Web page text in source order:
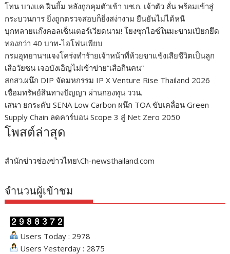
โทน บางแค ฝืนยิ้ม หลังถูกคุมตัวเข้า บช.ก. เจ้าตัว ลั่น พร้อมเข้าสู่
กระบวนการ ยิ่งถูกตรวจสอบก็ยิ่งสง่างาม ยืนยันไม่ได้หนี
บุกทลายแก๊งคอลเซ็นเตอร์เวียดนาม! โยงซุกไอซ์ในมะขามเปียกยึด
ทองกว่า 40 บาท-ไอโฟนเพียบ
กรมอุทยานฯแจงโคร่งทำร้ายเจ้าหน้าที่ห้วยขาแข้งเสียชีวิตเป็นลูก
เสือวัยซน เจอบังเอิญไม่เข้าข่าย”เสือกินคน”
สกสว.ผนึก DIP จัดมหกรรม IP X Venture Rise Thailand 2026
เชื่อมทรัพย์สินทางปัญญา ผ่านกองทุน ววน.
เสนา ยกระดับ SENA Low Carbon ผนึก TOA ขับเคลื่อน Green
Supply Chain ลดคาร์บอน Scope 3 สู่ Net Zero 2050
โพสต์ล่าสุด
สำนักข่าวช่องข่าวไทย\Ch-newsthailand.com
จำนวนผู้เข้าชม
Users Today : 2978
Users Yesterday : 2875